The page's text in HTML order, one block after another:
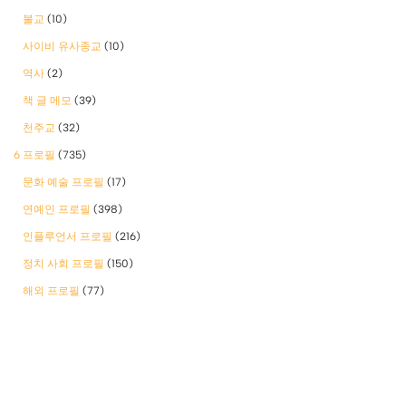
불교 (10)
사이비 유사종교 (10)
역사 (2)
책 글 메모 (39)
천주교 (32)
6 프로필 (735)
문화 예술 프로필 (17)
연예인 프로필 (398)
인플루언서 프로필 (216)
정치 사회 프로필 (150)
해외 프로필 (77)